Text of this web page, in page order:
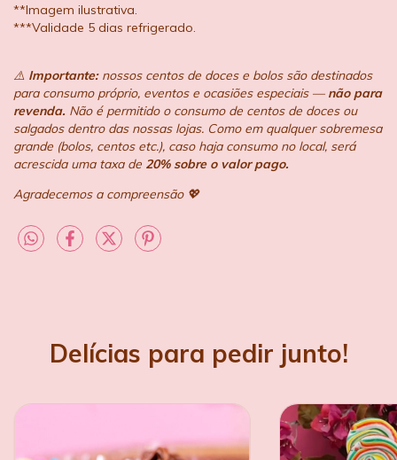
**Imagem ilustrativa.
***Validade 5 dias refrigerado.
⚠️ Importante:nossos centos de doces e bolos são destinados
para consumo próprio, eventos e ocasiões especiais — não para
revenda. Não é permitido o consumo de centos de doces ou
salgados dentro das nossas lojas. Como em qualquer sobremesa
grande (bolos, centos etc.), caso haja consumo no local, será
acrescida uma taxa de 20% sobre o valor pago.
Agradecemos a compreensão 💖
Delícias para pedir junto!